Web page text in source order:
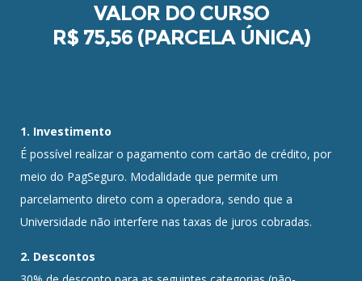
VALOR DO CURSO
R$ 75,56 (PARCELA ÚNICA)
1. Investimento
É possível realizar o pagamento com cartão de crédito, por
meio do PagSeguro. Modalidade que permite um
parcelamento direto com a operadora, sendo que a
Universidade não interfere nas taxas de juros cobradas.
2. Descontos